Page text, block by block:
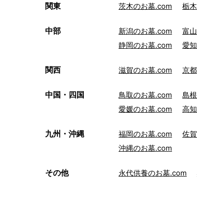
関東 茨木のお墓.com 栃
中部 新潟のお墓.com 富
静岡のお墓.com
愛
関西 滋賀のお墓.com 京
中国・四国 鳥取のお墓.com 島
愛媛のお墓.com
高
九州・沖縄 福岡のお墓.com 佐
沖縄のお墓.com
その他 永代供養のお墓.com